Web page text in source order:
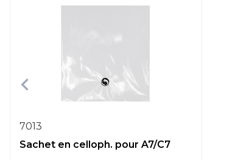
7013
Sachet en celloph. pour A7/C7